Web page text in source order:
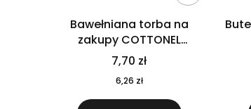
Bawełniana torba na
zakupy COTTONEL
COLOUR++ MO9846-11
7,70 zł
6,26 zł